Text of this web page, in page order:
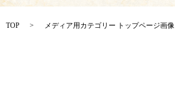
TOP メディア用カテゴリー トップページ画像